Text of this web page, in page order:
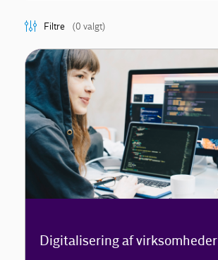
Filtre (0 valgt)
Digitalisering af virksomheder